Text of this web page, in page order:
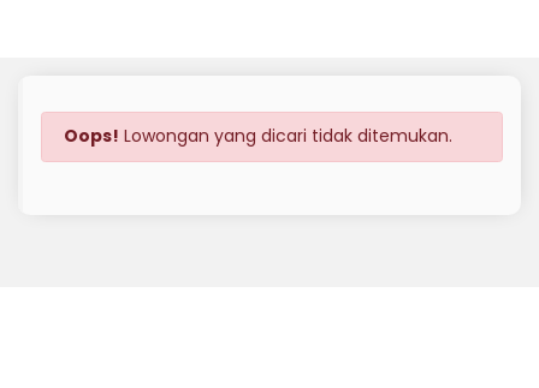
Oops! Lowongan yang dicari tidak ditemukan.